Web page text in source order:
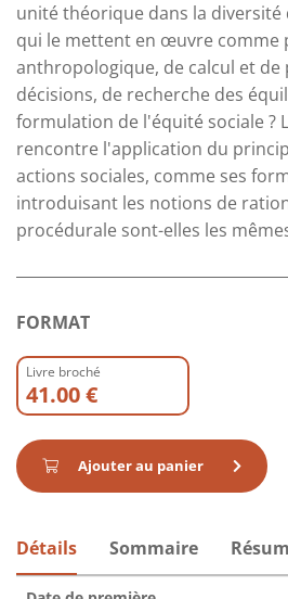
unité théorique dans la diversité
qui le mettent en œuvre comme
anthropologique, de calcul et de
décisions, de recherche des
formulation de l'équité sociale ?
rencontre l'application du
actions sociales, comme ses
introduisant les notions de
procédurale sont-elles les
FORMAT
Livre broché
41.00 €
Ajouter au panier
Détails Sommaire